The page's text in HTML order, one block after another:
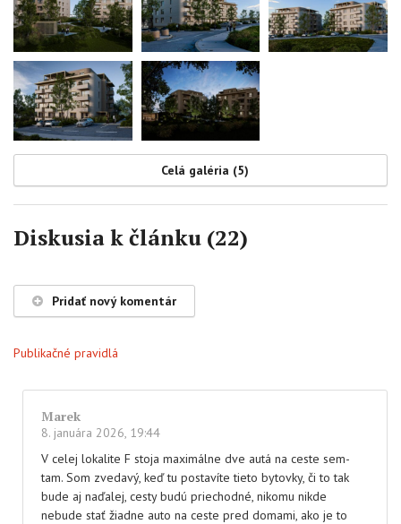
Celá galéria (5)
Diskusia k článku (22)
Pridať nový komentár
Publikačné pravidlá
Marek
8. januára 2026, 19:44
V celej lokalite F stoja maximálne dve autá na ceste sem-
tam. Som zvedavý, keď tu postavíte tieto bytovky, či to tak
bude aj naďalej, cesty budú priechodné, nikomu nikde
nebude stať žiadne auto na ceste pred domami, ako je to